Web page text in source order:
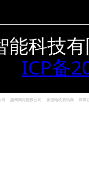
能科技
ICP备
司 惠州网站建设公司 步进电机资讯网 深圳